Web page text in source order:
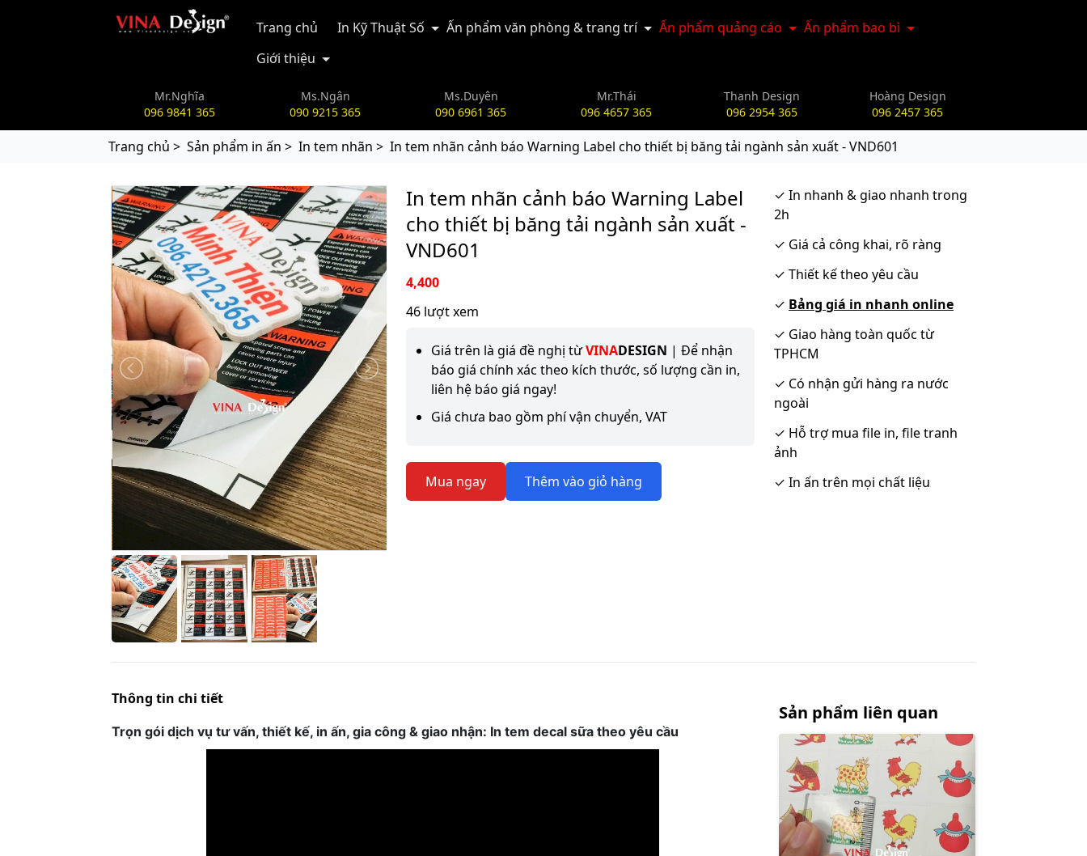
vinadesign.vn
Trang chủ In Kỹ Thuật Số Ấn phẩm văn phòng & trang trí Ấn phẩm quảng cáo
Ấn phẩm bao bì
Giới thiệu
Mr.Nghĩa
096 9841 365
Ms.Ngân
090 9215 365
Ms.Duyên
090 6961 365
Mr.Thái
096 4657 365
Thanh Design
096 2954 365
Hoàng Design
096 2457 365
Trang chủ > Sản phẩm in ấn > In tem nhãn > In tem nhãn cảnh báo Warning Label cho thiết bị băng tải ngành sản xuất - VND601
In tem nhãn cảnh báo Warning Label
cho thiết bị băng tải ngành sản xuất -
VND601
4,400
46 lượt xem
Giá trên là giá đề nghị từVINADESIGN | Để nhận
báo giá chính xác theo kích thước, số lượng cần in,
liên hệ báo giá ngay!
Giá chưa bao gồm phí vận chuyển, VAT
Mua ngay Thêm vào giỏ hàng
✓ In nhanh & giao nhanh trong
2h
✓ Giá cả công khai, rõ ràng
✓ Thiết kế theo yêu cầu
✓ Bảng giá in nhanh online
✓ Giao hàng toàn quốc từ
TPHCM
✓ Có nhận gửi hàng ra nước
ngoài
✓ Hỗ trợ mua file in, file tranh
ảnh
✓ In ấn trên mọi chất liệu
Thông tin chi tiết
Trọn gói dịch vụ tư vấn, thiết kế, in ấn, gia công & giao nhận: In tem decal sữa theo yêu cầu
Sản phẩm liên quan